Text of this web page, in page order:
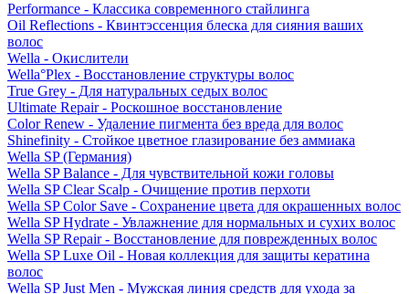
Performance - Классика современного стайлинга
Oil Reflections - Квинтэссенция блеска для сияния ваших
волос
Wella - Окислители
Wella°Plex - Восстановление структуры волос
True Grey - Для натуральных седых волос
Ultimate Repair - Роскошное восстановление
Color Renew - Удаление пигмента без вреда для волос
Shinefinity - Стойкое цветное глазирование без аммиака
Wella SP (Германия)
Wella SP Balance - Для чувствительной кожи головы
Wella SP Clear Scalp - Очищение против перхоти
Wella SP Color Save - Сохранение цвета для окрашенных волос
Wella SP Hydrate - Увлажнение для нормальных и сухих волос
Wella SP Repair - Восстановление для поврежденных волос
Wella SP Luxe Oil - Новая коллекция для защиты кератина
волос
Wella SP Just Men - Мужская линия средств для ухода за